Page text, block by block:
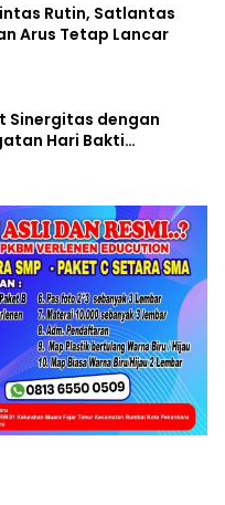
Rutin, Satlantas
Arus Tetap Lancar
Sinergitas dengan
Hari Bakti